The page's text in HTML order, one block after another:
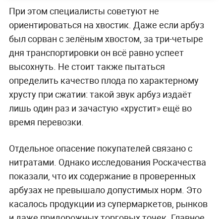
При этом специалисты советуют не
ориентироваться на хвостик. Даже если арбуз
был сорван с зелёным хвостом, за три-четыре
дня транспортировки он всё равно успеет
высохнуть. Не стоит также пытаться
определить качество плода по характерному
хрусту при сжатии: такой звук арбуз издаёт
лишь один раз и зачастую «хрустит» ещё во
время перевозки.
Отдельное опасение покупателей связано с
нитратами. Однако исследования Роскачества
показали, что их содержание в проверенных
арбузах не превышало допустимых норм. Это
касалось продукции из супермаркетов, рынков